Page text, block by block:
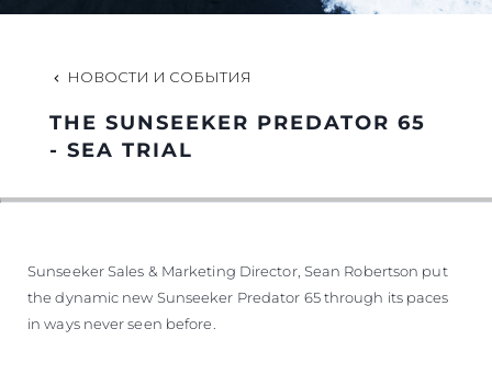
КОМАНДА
НАСЛЕДИЕ
НОВОСТИ И СОБЫТИЯ
THE SUNSEEKER PREDATOR 65
- SEA TRIAL
Sunseeker Sales & Marketing Director, Sean Robertson put
the dynamic new Sunseeker Predator 65 through its paces
in ways never seen before.